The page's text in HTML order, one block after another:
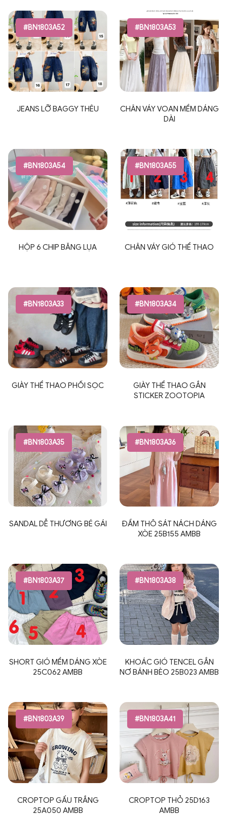
#BN1803A52
JEANS LỠ BAGGY THÊU
#BN1803A53
CHÂN VÁY VOAN MỀM DÁNG
DÀI
#BN1803A54
HỘP 6 CHIP BĂNG LỤA
#BN1803A55
CHÂN VÁY GIÓ THỂ THAO
#BN1803A33
GIÀY THỂ THAO PHỐI SỌC
#BN1803A34
GIÀY THỂ THAO GẮN
STICKER ZOOTOPIA
#BN1803A35
SANDAL DỄ THƯƠNG BÉ GÁI
#BN1803A36
ĐẦM THÔ SÁT NÁCH DÁNG
XÒE 25B155 AMBB
#BN1803A37
SHORT GIÓ MỀM DÁNG XÒE
25C062 AMBB
#BN1803A38
KHOÁC GIÓ TENCEL GẮN
NƠ BÁNH BÈO 25B023 AMBB
#BN1803A39
CROPTOP GẤU TRẮNG
25A050 AMBB
#BN1803A41
CROPTOP THỎ 25D163
AMBB